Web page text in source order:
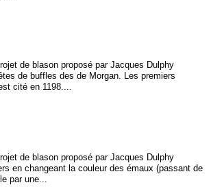
de blason proposé par Jacques Dulphy
de buffles des de Morgan. Les premiers
cité en 1198....
de blason proposé par Jacques Dulphy
en changeant la couleur des émaux (passant de
par une...